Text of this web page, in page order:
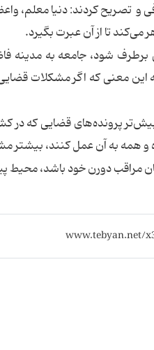
و تصریح کردند: دنیا معلم،
می‌کند تا از آن عبرت بگیرد.
برطرف شود، جامعه‌ به
معنی که اگر مشکلات
بیش‌تر پرونده‌های قضایی که در
و همه به آن عمل کنند،
دورن خود باشد، محیط